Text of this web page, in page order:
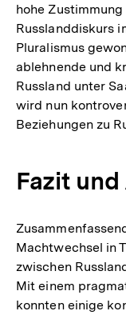
hohe
Russlanddiskurs
Pluralismus
ablehnende und
Russland unter
wird nun
Beziehungen zu
Fazit
Machtwechsel in
zwischen
Mit einem
konnten einige